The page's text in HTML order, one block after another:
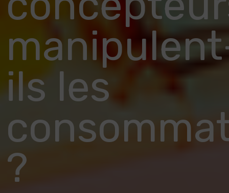
ils les
?